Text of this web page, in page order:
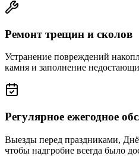
Ремонт трещин и сколов
Устранение повреждений
камня и заполнение
Регулярное ежегодное
Выезды перед праздниками,
чтобы надгробие всегда было